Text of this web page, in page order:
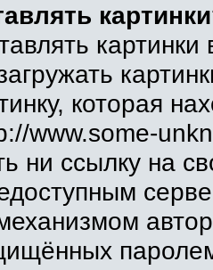
которая
www.some-
ни ссылку на